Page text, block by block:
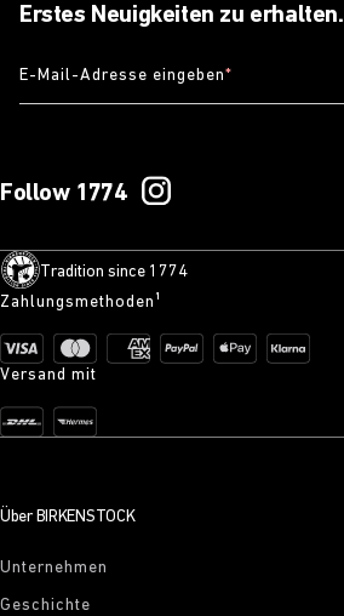
Erstes Neuigkeiten zu erhalten.
E-Mail-Adresse eingeben*
Follow 1774
Tradition since 1774
Zahlungsmethoden¹
Versand mit
Über BIRKENSTOCK
Unternehmen
Geschichte